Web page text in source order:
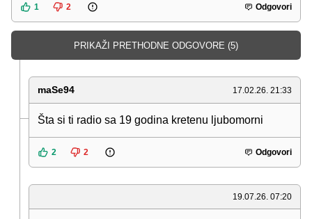
1 2 Odgovori
PRIKAŽI PRETHODNE ODGOVORE (5)
maSe94 17.02.26. 21:33
Šta si ti radio sa 19 godina kretenu ljubomorni
2 2 Odgovori
19.07.26. 07:20